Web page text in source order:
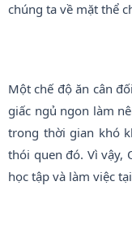
chúng ta về mặt thể
Một chế độ ăn cân
giấc ngủ ngon làm
trong thời gian khó
thói quen đó. Vì vậy,
học tập và làm việc